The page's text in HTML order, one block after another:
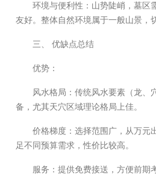
环境与便利性：山势陡峭，墓区
友好。整体自然环境属于一般山景，
三、 优缺点总结
优势：
风水格局：传统风水要素（龙、
备，尤其天穴区域理论格局上佳。
价格梯度：选择范围广，从万元
足不同预算需求，性价比较高。
服务：提供免费接送，方便前期